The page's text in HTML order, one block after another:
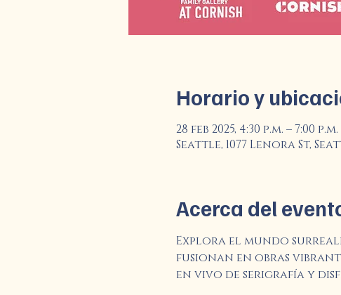
Horario y
28 feb 2025, 4:30 p.m. – 7:00 p.m.
Seattle, 1077 Lenora St,
Acerca del
Explora el mundo
fusionan en obras
en vivo de serigrafía y